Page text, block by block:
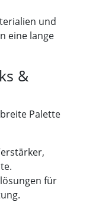
und
eine lange
&
Palette
für